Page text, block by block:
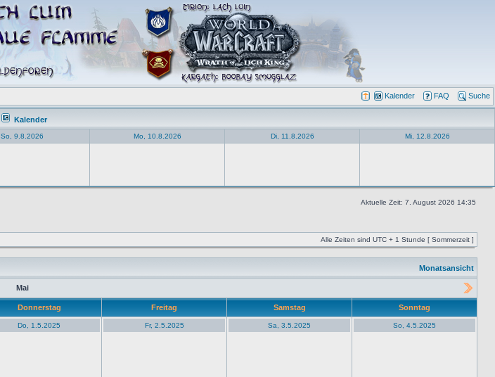
Kalender FAQ Suche
Kalender
So, 9.8.2026 Mo, 10.8.2026 Di, 11.8.2026 Mi, 12.8.2026
Aktuelle Zeit: 7. August 2026 14:35
Alle Zeiten sind UTC + 1 Stunde [ Sommerzeit ]
Monatsansicht
Mai
Donnerstag Freitag Samstag Sonntag
Do, 1.5.2025 Fr, 2.5.2025 Sa, 3.5.2025 So, 4.5.2025